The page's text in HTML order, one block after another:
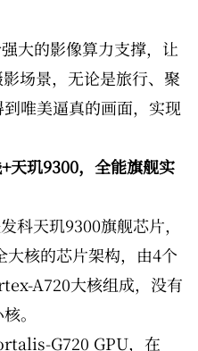
大的影像算力支撑，让
场景，无论是旅行、聚
唯美逼真的画面，实现
天玑9300，全能旗舰实
天玑9300旗舰芯片，
核的芯片架构，由4个
A720大核组成，没有
。
G720 GPU，在